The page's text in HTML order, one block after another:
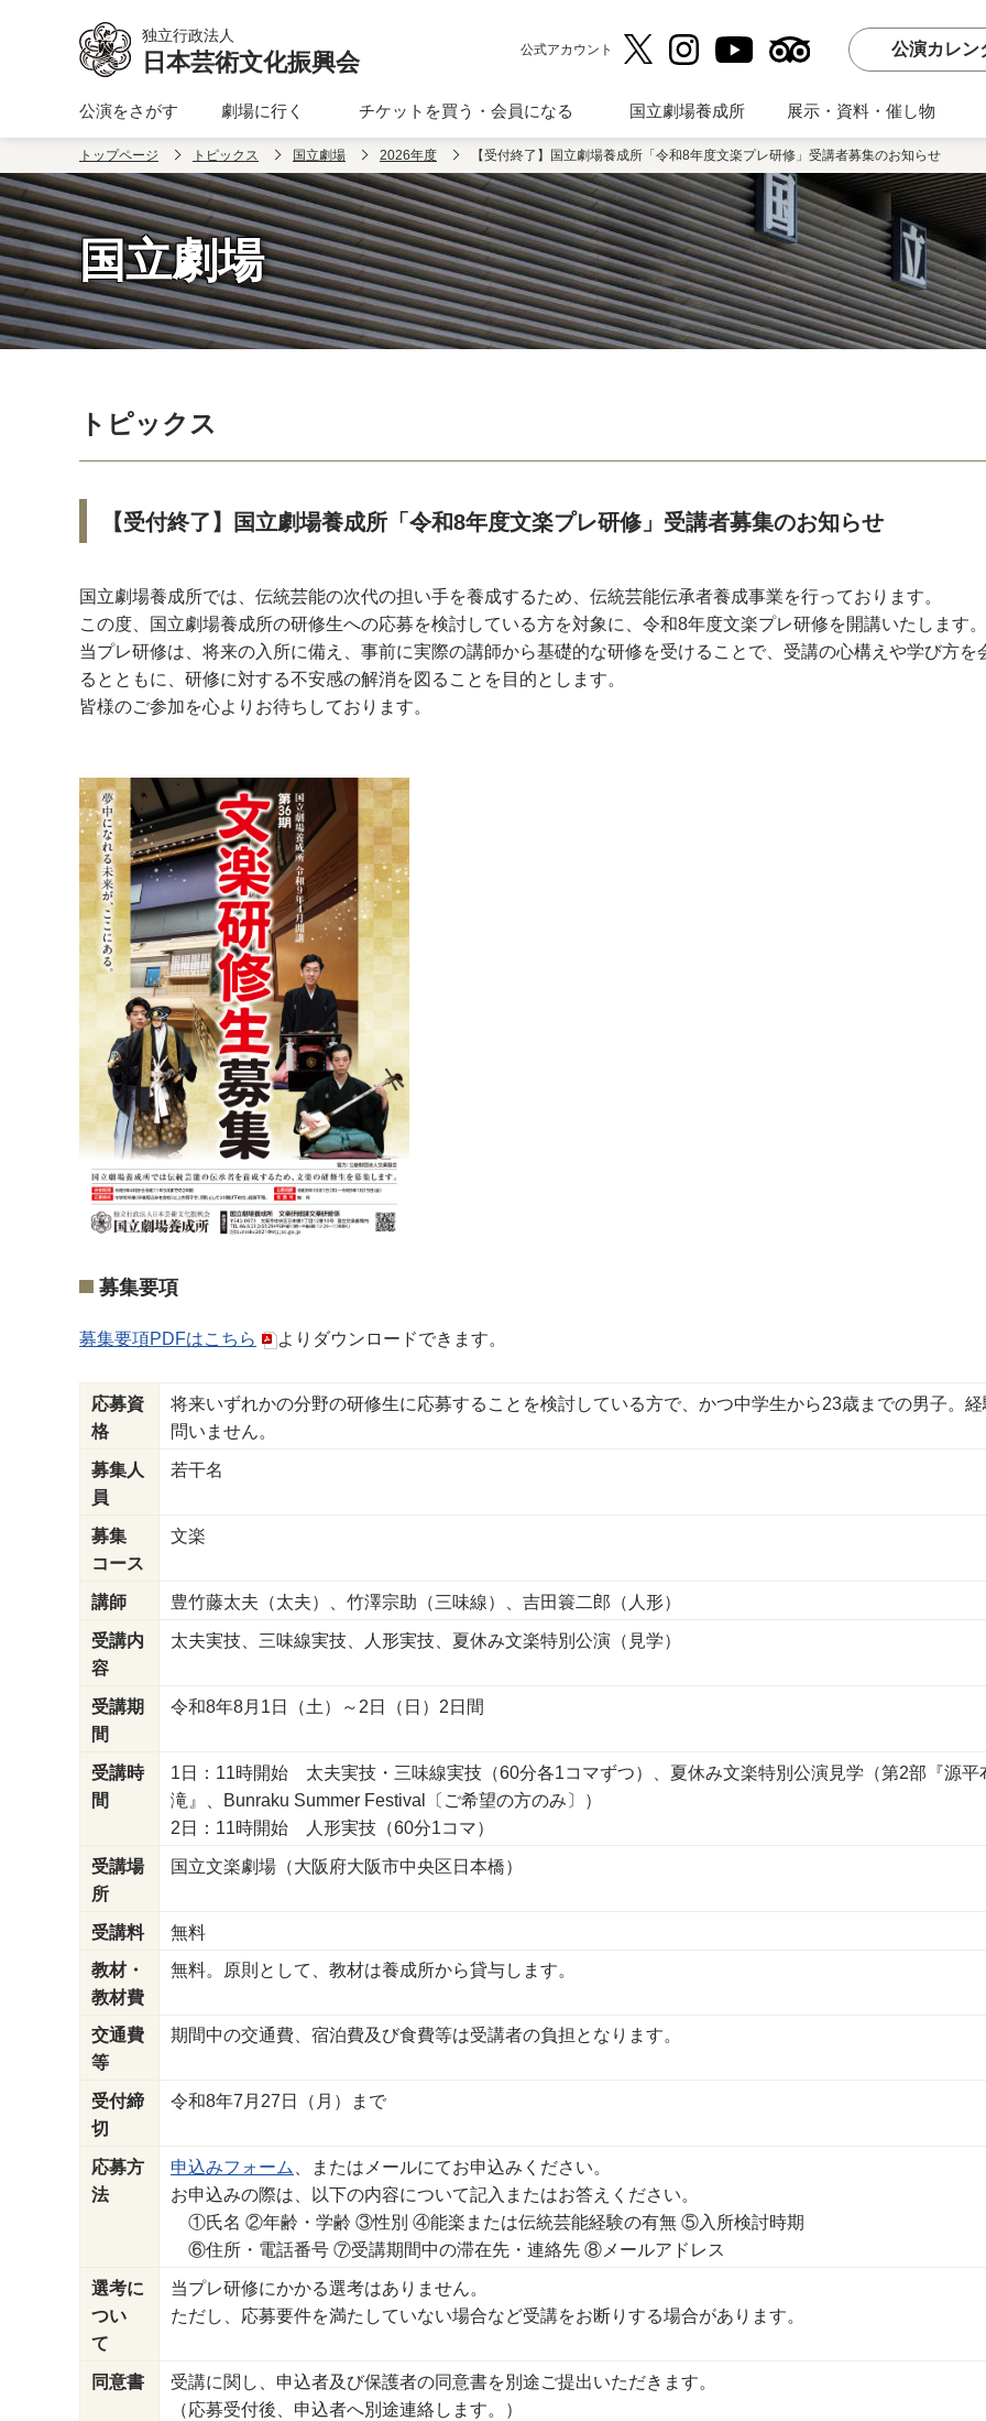
独立行政法人
日本芸術文化振興会 公式アカウント 公演カレン
公演をさがす 劇場に行く チケットを買う・会員になる 国立劇場養成所 展示・資料・催し物
トップページ トピックス 国立劇場 2026年度 【受付終了】国立劇場養成所「令和8年度文楽プレ研修」受講者募集のお知らせ
国立劇場
トピックス
【受付終了】国立劇場養成所「令和8年度文楽プレ研修」受講者募集のお知らせ
国立劇場養成所では、伝統芸能の次代の担い手を養成するため、伝統芸能伝承者養成事業を行っております。
この度、国立劇場養成所の研修生への応募を検討している方を対象に、令和8年度文楽プレ研修を開講いたします。
当プレ研修は、将来の入所に備え、事前に実際の講師から基礎的な研修を受けることで、受講の心構えや学び方を
るとともに、研修に対する不安感の解消を図ることを目的とします。
皆様のご参加を心よりお待ちしております。
募集要項
募集要項PDFはこちら よりダウンロードできます。
応募資
格
将来いずれかの分野の研修生に応募することを検討している方で、かつ中学生から23歳までの男子。
問いません。
募集人
員
若干名
募集
コース
文楽
講師 豊竹藤太夫（太夫）、竹澤宗助（三味線）、吉田簑二郎（人形）
受講内
容
太夫実技、三味線実技、人形実技、夏休み文楽特別公演（見学）
受講期
間
令和8年8月1日（土）～2日（日）2日間
受講時
間
1日：11時開始 太夫実技・三味線実技（60分各1コマずつ）、夏休み文楽特別公演見学（第2部『源平
滝』、Bunraku Summer Festival〔ご希望の方のみ〕）
2日：11時開始 人形実技（60分1コマ）
受講場
所
国立文楽劇場（大阪府大阪市中央区日本橋）
受講料
無料
教材・
教材費
無料。原則として、教材は養成所から貸与します。
交通費
等
期間中の交通費、宿泊費及び食費等は受講者の負担となります。
受付締
切
令和8年7月27日（月）まで
応募方
法
申込みフォーム
、またはメールにてお申込みください。
お申込みの際は、以下の内容について記入またはお答えください。
①氏名 ②年齢・学齢 ③性別 ④能楽または伝統芸能経験の有無 ⑤入所検討時期
⑥住所・電話番号 ⑦受講期間中の滞在先・連絡先 ⑧メールアドレス
選考に
つい
て
当プレ研修にかかる選考はありません。
ただし、応募要件を満たしていない場合など受講をお断りする場合があります。
同意書
受講に関し、申込者及び保護者の同意書を別途ご提出いただきます。
（応募受付後、申込者へ別途連絡します。）